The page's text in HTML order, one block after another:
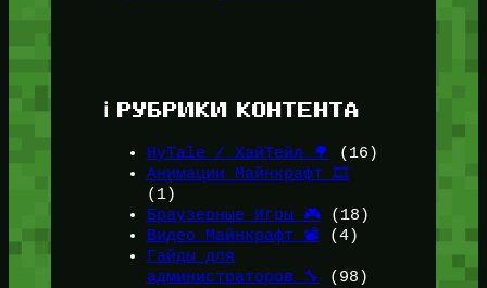
ℹ️ РУБРИКИ КОНТЕНТА
HyTale / ХайТейл 🌳
(16)
Анимации Майнкрафт 🎞️
(1)
Браузерные Игры 🎮(18)
Видео Майнкрафт 📽️ (4)
Гайды для
администраторов 🔧
(98)